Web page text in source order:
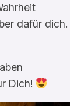
dafür dich.
Dich!